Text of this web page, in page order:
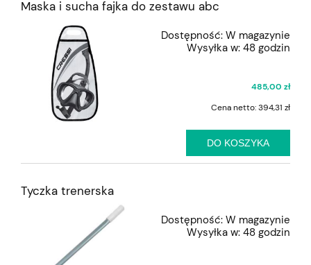
Maska i sucha fajka do zestawu abc
Dostępność: W magazynie
Wysyłka w: 48 godzin
485,00 zł
Cena netto:394,31 zł
DO KOSZYKA
Tyczka trenerska
Dostępność: W magazynie
Wysyłka w: 48 godzin